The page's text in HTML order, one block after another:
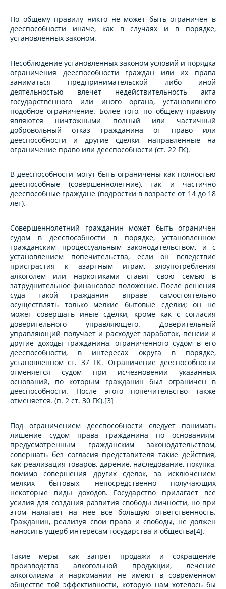
По общему правилу никто не может быть ограничен в
дееспособности иначе, как в случаях и в порядке,
установленных законом.
Несоблюдение установленных законом условий и порядка
ограничения дееспособности граждан или их права
заниматься предпринимательской либо иной
деятельностью влечет недействительность акта
государственного или иного органа, установившего
подобное ограничение. Более того, по общему правилу
являются ничтожными полный или частичный
добровольный отказ гражданина от право или
дееспособности и другие сделки, направленные на
ограничение право или дееспособности (ст. 22 ГК).
В дееспособности могут быть ограничены как полностью
дееспособные (совершеннолетние), так и частично
дееспособные граждане (подростки в возрасте от 14 до 18
лет).
Совершеннолетний гражданин может быть ограничен
судом в дееспособности в порядке, установленном
гражданским процессуальным законодательством, и с
установлением попечительства, если он вследствие
пристрастия к азартным играм, злоупотребления
алкоголем или наркотиками ставит свою семью в
затруднительное финансовое положение. После решения
суда такой гражданин вправе самостоятельно
осуществлять только мелкие бытовые сделки; он не
может совершать иные сделки, кроме как с согласия
доверительного управляющего. Доверительный
управляющий получает и расходует заработок, пенсии и
другие доходы гражданина, ограниченного судом в его
дееспособности, в интересах округа в порядке,
установленном ст. 37 ГК. Ограничение дееспособности
отменяется судом при исчезновении указанных
оснований, по которым гражданин был ограничен в
дееспособности. После этого попечительство также
отменяется. (п. 2 ст. 30 ГК).[3]
Под ограничением дееспособности следует понимать
лишение судом права гражданина по основаниям,
предусмотренным гражданским законодательством,
совершать без согласия представителя такие действия,
как реализация товаров, дарение, наследование, покупка,
помимо совершения других сделок, за исключением
мелких бытовых, непосредственно получающих
некоторые виды доходов. Государство прилагает все
усилия для создания развития свободы личности, но при
этом налагает на нее все большую ответственность.
Гражданин, реализуя свои права и свободы, не должен
наносить ущерб интересам государства и общества[4].
Такие меры, как запрет продажи и сокращение
производства алкогольной продукции, лечение
алкоголизма и наркомании не имеют в современном
обществе той эффективности, которую нам хотелось бы